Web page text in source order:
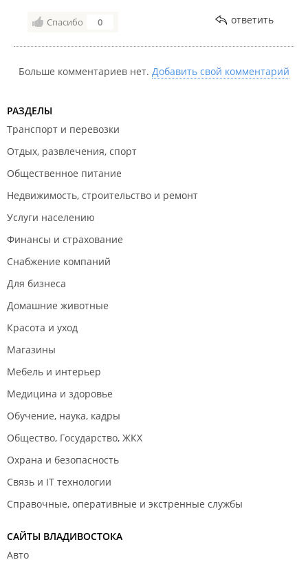
не стоят дольше недели и нужно их ставить в
так долго мне не понятно.
Дата посещения:
25.03.2024 поменяли цветы.
Не понравилось:Качество товара и вранье
Спасибо 0 ответить
Больше комментариев нет. Добавить свой комментарий
РАЗДЕЛЫ
Транспорт и перевозки
Отдых, развлечения, спорт
Общественное питание
Недвижимость, строительство и ремонт
Услуги населению
Финансы и страхование
Снабжение компаний
Для бизнеса
Домашние животные
Красота и уход
Магазины
Мебель и интерьер
Медицина и здоровье
Обучение, наука, кадры
Общество, Государство, ЖКХ
Охрана и безопасность
Связь и IT технологии
Справочные, оперативные и экстренные службы
САЙТЫ ВЛАДИВОСТОКА
Авто